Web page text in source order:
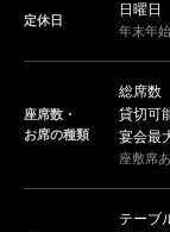
定休日
日曜日
年末年
座席数・
お席の種類
総席数
貸切可
宴会最
座敷席
テーブ